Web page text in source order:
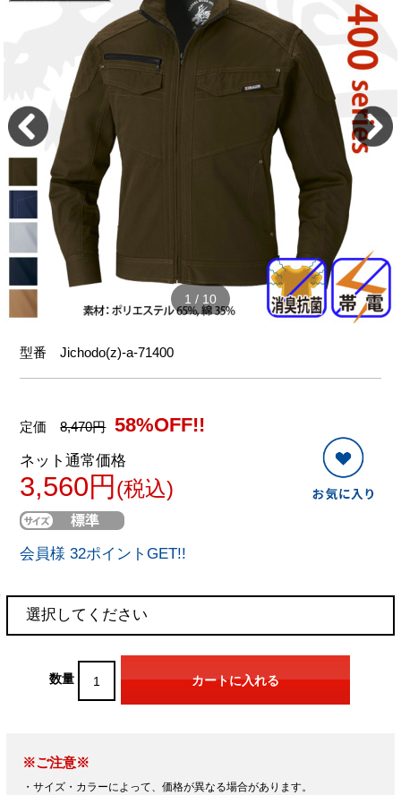
2 / 10
型番Jichodo(z)-a-71400
定価8,470円 58%OFF!!
ネット通常価格
3,560円 (税込)
会員様 32ポイントGET!!
数量
※ご注意※
・サイズ・カラーによって、価格が異なる場合があります。